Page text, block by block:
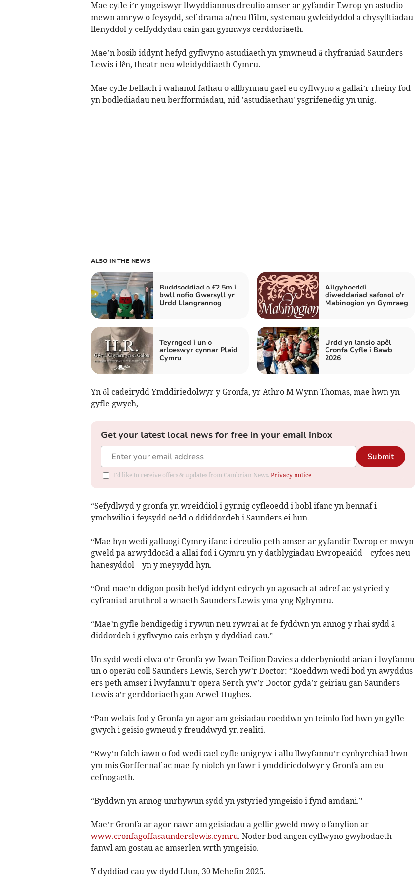
Mae cyfle i’r ymgeiswyr llwyddiannus dreulio amser ar gyfandir Ewrop yn astudio
mewn amryw o feysydd, sef drama a/neu ffilm, systemau gwleidyddol a chysylltiadau
llenyddol y celfyddydau cain gan gynnwys cerddoriaeth.
Mae’n bosib iddynt hefyd gyflwyno astudiaeth yn ymwneud â chyfraniad Saunders
Lewis i lên, theatr neu wleidyddiaeth Cymru.
Mae cyfle bellach i wahanol fathau o allbynnau gael eu cyflwyno a gallai’r rheiny fod
yn bodlediadau neu berfformiadau, nid 'astudiaethau' ysgrifenedig yn unig.
ALSO IN THE NEWS
Buddsoddiad o £2.5m i
bwll nofio Gwersyll yr
Urdd Llangrannog
Ailgyhoeddi
diweddariad safonol o'r
Mabinogion yn Gymraeg
Teyrnged i un o
arloeswyr cynnar Plaid
Cymru
Urdd yn lansio apêl
Cronfa Cyfle i Bawb
2026
Yn ôl cadeirydd Ymddiriedolwyr y Gronfa, yr Athro M Wynn Thomas, mae hwn yn
gyfle gwych,
Get your latest local news for free in your email inbox
Submit
I'd like to receive offers & updates from Cambrian News. Privacy notice
“Sefydlwyd y gronfa yn wreiddiol i gynnig cyfleoedd i bobl ifanc yn bennaf i
ymchwilio i feysydd oedd o ddiddordeb i Saunders ei hun.
“Mae hyn wedi galluogi Cymry ifanc i dreulio peth amser ar gyfandir Ewrop er mwyn
gweld pa arwyddocâd a allai fod i Gymru yn y datblygiadau Ewropeaidd – cyfoes neu
hanesyddol – yn y meysydd hyn.
“Ond mae’n ddigon posib hefyd iddynt edrych yn agosach at adref ac ystyried y
cyfraniad aruthrol a wnaeth Saunders Lewis yma yng Nghymru.
“Mae’n gyfle bendigedig i rywun neu rywrai ac fe fyddwn yn annog y rhai sydd â
diddordeb i gyflwyno cais erbyn y dyddiad cau.”
Un sydd wedi elwa o’r Gronfa yw Iwan Teifion Davies a dderbyniodd arian i lwyfannu
un o operâu coll Saunders Lewis, Serch yw’r Doctor: “Roeddwn wedi bod yn awyddus
ers peth amser i lwyfannu’r opera Serch yw’r Doctor gyda’r geiriau gan Saunders
Lewis a’r gerddoriaeth gan Arwel Hughes.
“Pan welais fod y Gronfa yn agor am geisiadau roeddwn yn teimlo fod hwn yn gyfle
gwych i geisio gwneud y freuddwyd yn realiti.
“Rwy’n falch iawn o fod wedi cael cyfle unigryw i allu llwyfannu’r cynhyrchiad hwn
ym mis Gorffennaf ac mae fy niolch yn fawr i ymddiriedolwyr y Gronfa am eu
cefnogaeth.
“Byddwn yn annog unrhywun sydd yn ystyried ymgeisio i fynd amdani.”
Mae’r Gronfa ar agor nawr am geisiadau a gellir gweld mwy o fanylion ar
www.cronfagoffasaunderslewis.cymru. Noder bod angen cyflwyno gwybodaeth
fanwl am gostau ac amserlen wrth ymgeisio.
Y dyddiad cau yw dydd Llun, 30 Mehefin 2025.